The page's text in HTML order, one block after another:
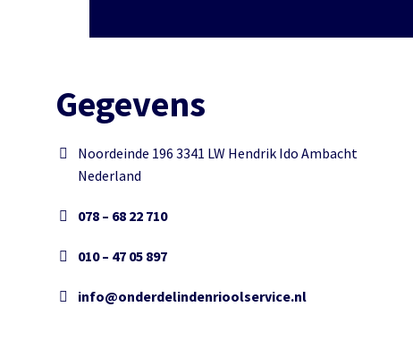
Gegevens
Noordeinde 196 3341 LW Hendrik Ido Ambacht
Nederland
078 – 68 22 710
010 – 47 05 897
info@onderdelindenrioolservice.nl